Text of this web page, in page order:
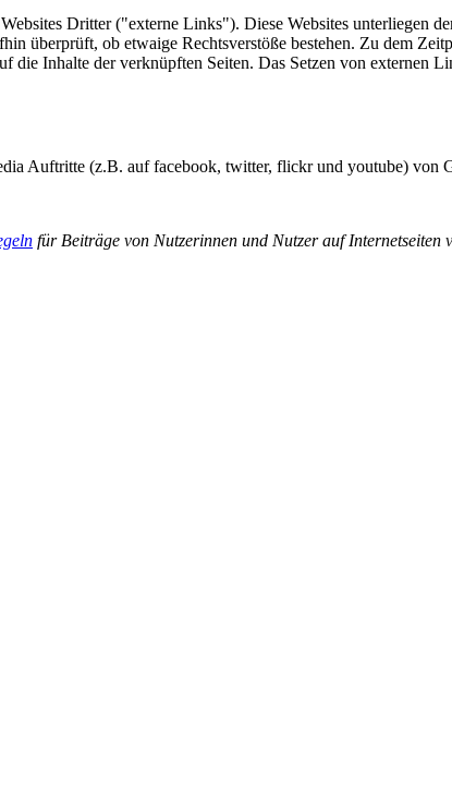
Dritter ("externe Links"). Diese Websites unterliegen
überprüft, ob etwaige Rechtsverstöße bestehen. Zu dem
die Inhalte der verknüpften Seiten. Das Setzen von externen
Auftritte (z.B. auf facebook, twitter, flickr und youtube) von
für Beiträge von Nutzerinnen und Nutzer auf